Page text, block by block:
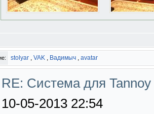
stolyar , VAK , Вадимыч , avatar
RE: Система для
10-05-2013 22:54